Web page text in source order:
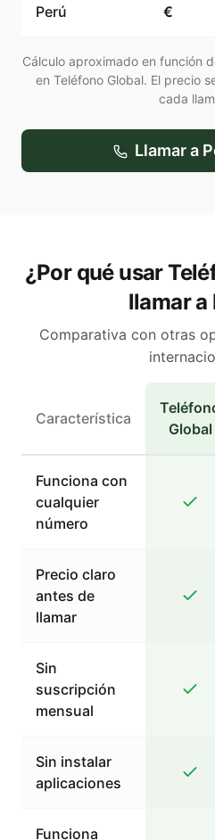
Perú
€
Cálculo aproximado en función
en Teléfono Global. El precio
cada
Llamar a
¿Por qué usar
llamar a
Comparativa con otras
Característica
Global
Funciona con
cualquier
número
Precio claro
antes de
llamar
Sin
suscripción
mensual
Sin instalar
aplicaciones
Funciona